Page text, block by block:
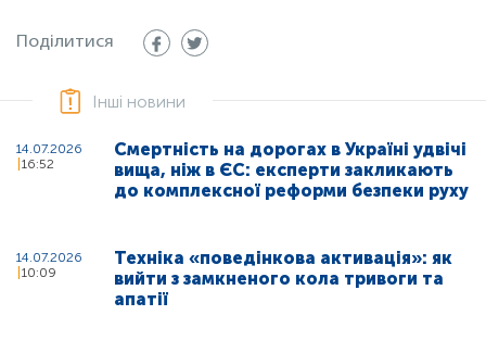
Поділитися
Інші новини
14.07.2026
16:52
Смертність на дорогах в Україні удвічі
вища, ніж в ЄС: експерти закликають
до комплексної реформи безпеки руху
14.07.2026
10:09
Техніка «поведінкова активація»: як
вийти з замкненого кола тривоги та
апатії